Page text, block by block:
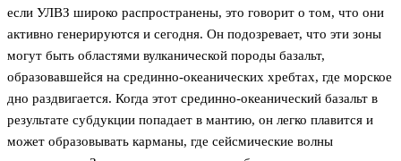
если УЛВЗ широко распространены, это говорит о том, что они
активно генерируются и сегодня. Он подозревает, что эти зоны
могут быть областями вулканической породы базальт,
образовавшейся на срединно-океанических хребтах, где морское
дно раздвигается. Когда этот срединно-океанический базальт в
результате субдукции попадает в мантию, он легко плавится и
может образовывать карманы, где сейсмические волны